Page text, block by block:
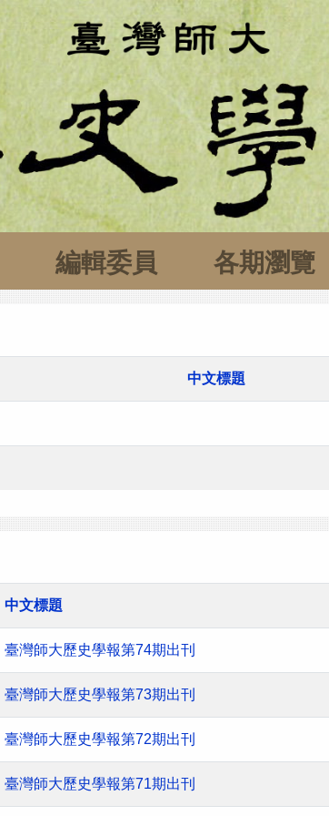
編輯委員 各期瀏覽
中文標題
中文標題
臺灣師大歷史學報第74期出刊
臺灣師大歷史學報第73期出刊
臺灣師大歷史學報第72期出刊
臺灣師大歷史學報第71期出刊